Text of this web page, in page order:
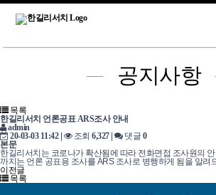
공지사항
목록
한길리서치 언론공표 ARS조사 안내
admin
20-03-03 11:42
조회 6,327 댓글 0
본문
한길리서치는 코로나가 확산됨에 따라 전화면접 조사원의
까지는 언론 공표용 조사를 ARS 조사로 병행하게 됨을 알려
이전글
목록